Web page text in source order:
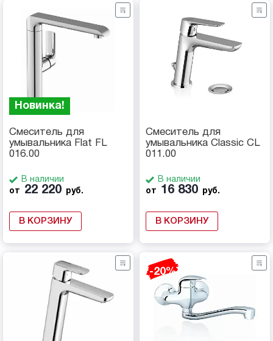
Новинка!
Смеситель для
умывальника Flat FL
016.00
В наличии
от
22 220 руб.
В КОРЗИНУ
Смеситель для
умывальника Classic CL
011.00
В наличии
от
16 830 руб.
В КОРЗИНУ
-20%